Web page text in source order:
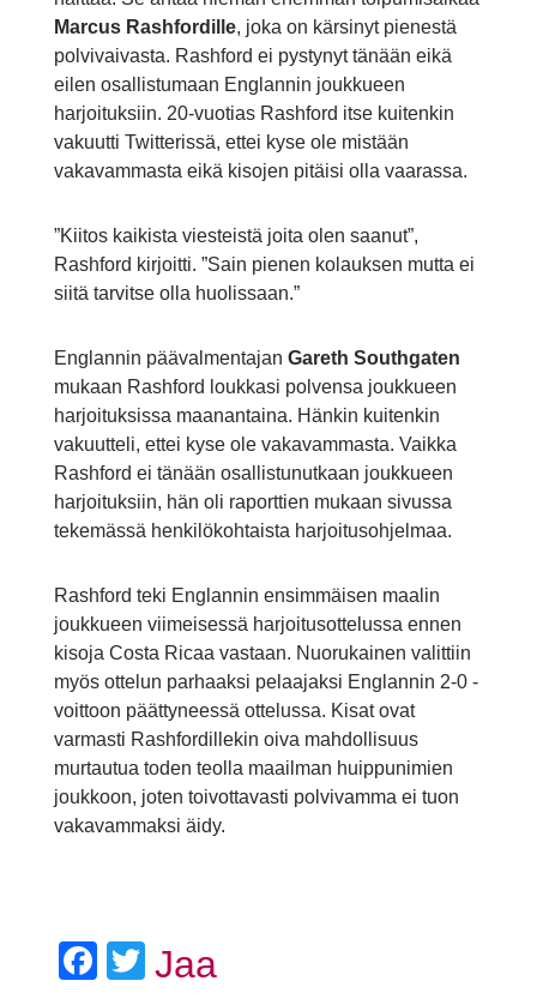
Marcus Rashfordille, joka on kärsinyt pienestä
polvivaivasta. Rashford ei pystynyt tänään eikä
eilen osallistumaan Englannin joukkueen
harjoituksiin. 20-vuotias Rashford itse kuitenkin
vakuutti Twitterissä, ettei kyse ole mistään
vakavammasta eikä kisojen pitäisi olla vaarassa.
”Kiitos kaikista viesteistä joita olen saanut”,
Rashford kirjoitti. ”Sain pienen kolauksen mutta ei
siitä tarvitse olla huolissaan.”
Englannin päävalmentajan Gareth Southgaten
mukaan Rashford loukkasi polvensa joukkueen
harjoituksissa maanantaina. Hänkin kuitenkin
vakuutteli, ettei kyse ole vakavammasta. Vaikka
Rashford ei tänään osallistunutkaan joukkueen
harjoituksiin, hän oli raporttien mukaan sivussa
tekemässä henkilökohtaista harjoitusohjelmaa.
Rashford teki Englannin ensimmäisen maalin
joukkueen viimeisessä harjoitusottelussa ennen
kisoja Costa Ricaa vastaan. Nuorukainen valittiin
myös ottelun parhaaksi pelaajaksi Englannin 2-0 -
voittoon päättyneessä ottelussa. Kisat ovat
varmasti Rashfordillekin oiva mahdollisuus
murtautua toden teolla maailman huippunimien
joukkoon, joten toivottavasti polvivamma ei tuon
vakavammaksi äidy.
Facebook
Twitter
Jaa